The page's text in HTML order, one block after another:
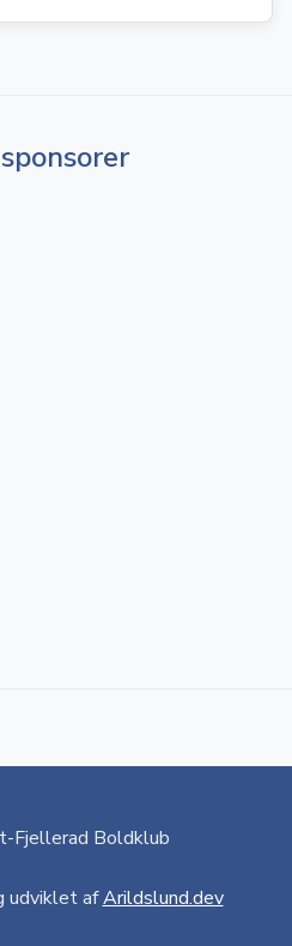
Fjellerad Boldklub
udviklet afArildslund.dev